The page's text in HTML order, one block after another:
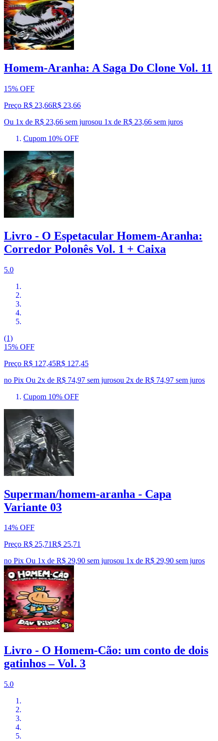
Homem-Aranha: A Saga Do Clone Vol. 11
15% OFF
Preço R$ 23,66R$ 23,66
Ou 1x de R$ 23,66 sem jurosou 1x de R$ 23,66 sem juros
Cupom 10% OFF
Livro - O Espetacular Homem-Aranha:
Corredor Polonês Vol. 1 + Caixa
5.0
(1)
15% OFF
Preço R$ 127,45R$ 127,45
no Pix Ou 2x de R$ 74,97 sem jurosou 2x de R$ 74,97 sem juros
Cupom 10% OFF
Superman/homem-aranha - Capa
Variante 03
14% OFF
Preço R$ 25,71R$ 25,71
no Pix Ou 1x de R$ 29,90 sem jurosou 1x de R$ 29,90 sem juros
Livro - O Homem-Cão: um conto de dois
gatinhos – Vol. 3
5.0